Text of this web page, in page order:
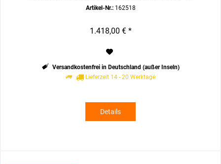
Artikel-Nr.:162518
1.418,00 € *
Versandkostenfrei in Deutschland (außer Inseln)
Lieferzeit 14 - 20 Werktage
Details